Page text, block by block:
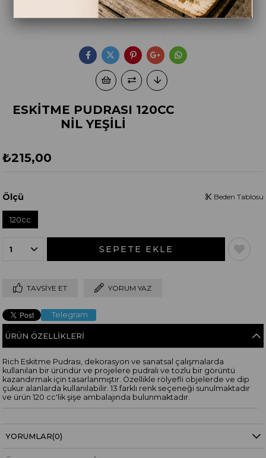
ESKİTME PUDRASI 120CC
NİL YEŞİLİ
₺215,00
Ölçü
120cc
Beden Tablosu
TAVSIYE ET YORUM YAZ
Telegram
ÜRÜN ÖZELLIKLERI
Rich Eskitme Pudrası, dekorasyon ve sanatsal çalışmalarda
kullanılan bir üründür ve projelere pudralı ve tozlu bir görüntü
kazandırmak için tasarlanmıştır. Özellikle rölyefli objelerde ve dip
çukur alanlarda kullanılabilir. 13 farklı renk seçeneği sunulmaktadır
ve ürün 120 cc'lik şişe ambalajında bulunmaktadır.
YORUMLAR(0)